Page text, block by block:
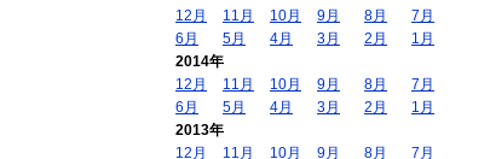
12月
11月 10月 9月 8月
7月
6月
5月 4月 3月 2月
1月
2014年
12月
11月 10月 9月 8月
7月
6月
5月 4月 3月 2月
1月
2013年
12月
11月 10月 9月 8月 7月